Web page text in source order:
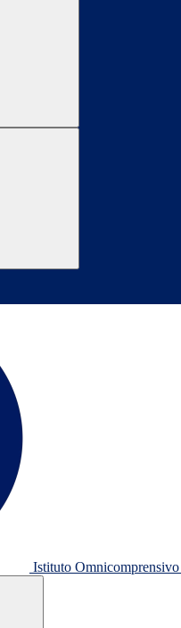
Istituto Omnicomprensivo